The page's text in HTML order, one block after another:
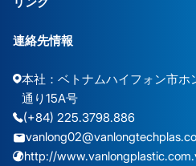
連絡先情報
本社：ベトナムハイフォン市
通り15A号
(+84) 225.3798.886
http://